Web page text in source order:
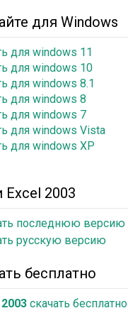
для Windows
для windows 11
для windows 10
для windows 8.1
для windows 8
для windows 7
для windows Vista
для windows XP
Excel 2003
последнюю версию
русскую версию
бесплатно
скачать бесплатно